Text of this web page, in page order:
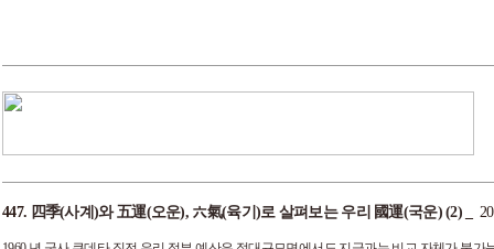
447. 四季(사계)와 五運(오운), 六氣(육기)로 살펴보는 우리 國運(국운) (2)